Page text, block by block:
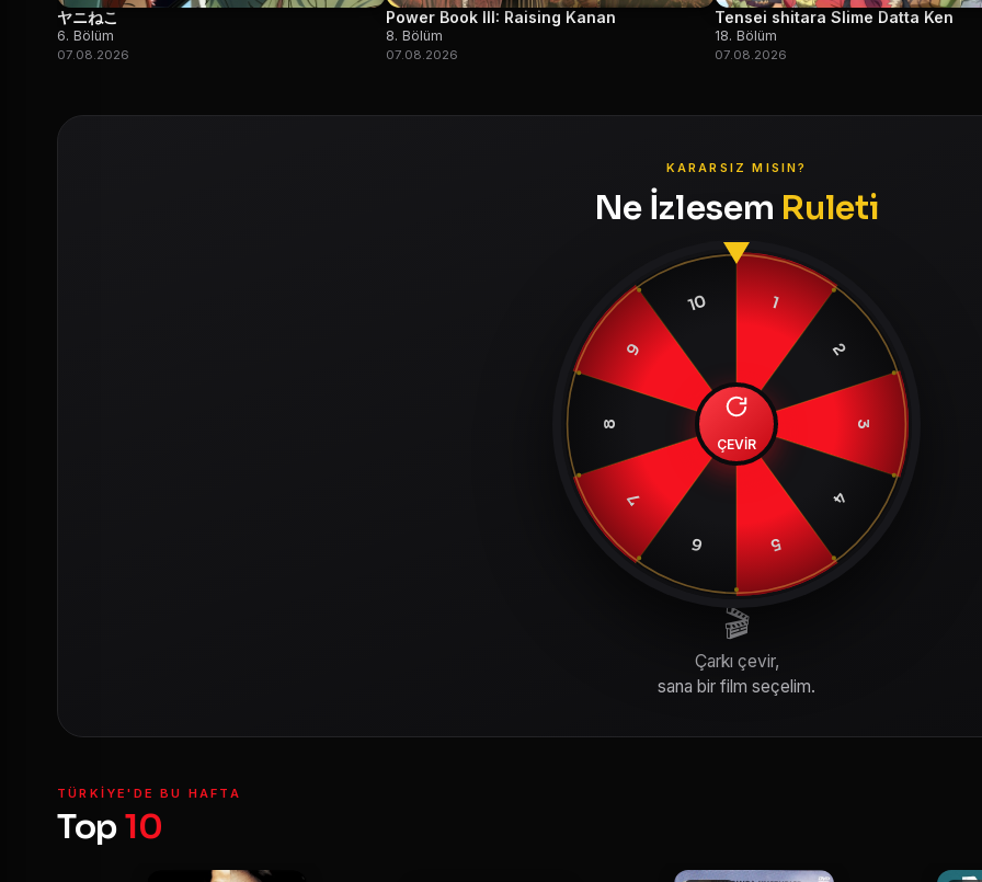
ヤニねこ
6. Bölüm
07.08.2026
Power Book III: Raising Kanan
8. Bölüm
07.08.2026
Tensei shitara Slime Datta Ken
18. Bölüm
07.08.2026
KARARSIZ MISIN?
Ne İzlesem Ruleti
1
2
3
4
5
6
7
8
9
10
ÇEVİR
🎬
Çarkı çevir,
sana bir film seçelim.
TÜRKIYE'DE BU HAFTA
Top10